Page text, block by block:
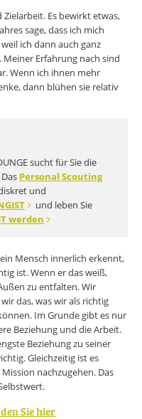
Es bewirkt etwas,
sage, dass ich mich
ich dann auch ganz
Erfahrung nach sind
Wenn ich ihnen mehr
dann blühen sie relativ
sucht für Sie die
Personal Scouting
und
und leben Sie
werden
Mensch innerlich erkennt,
ist. Wenn er das weiß,
zu entfalten. Wir
das, was wir als richtig
Im Grunde gibt es nur
Beziehung und die Arbeit.
Beziehung zu seiner
Gleichzeitig ist es
nachzugehen. Das
Sie hier